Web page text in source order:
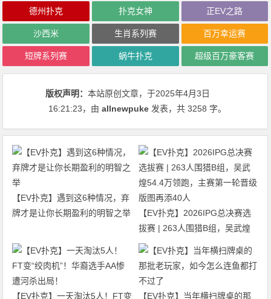
德州扑克 扑克女神 正EV之路
沙西米 生肖系列赛 百万幸运赛
短牌系列赛 蜗牛扑克 超级百万豪客赛
版权声明：本站原创文章，于2025年4月3日
16:21:23，由allnewpuke 发表，共 3258 字。
【EV扑克】遇到这6种情况，弃
牌才是让你长期盈利的明智之举
【EV扑克】2026IPG总决赛选
拔赛 | 263人围猎B组，吴武煌
54.4万领跑，主赛第一轮晋级版
【EV扑克】一天淘汰5人！FT变 【EV扑克】当年横扫牌桌的那